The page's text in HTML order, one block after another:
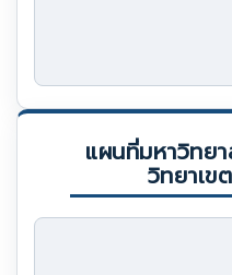
แผนที่มหาวิทย
วิทยาเ